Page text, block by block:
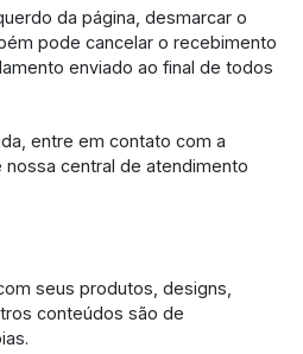
da página, desmarcar o
pode cancelar o recebimento
enviado ao final de todos
entre em contato com a
central de atendimento
seus produtos, designs,
conteúdos são de